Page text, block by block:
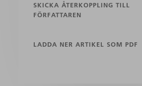
SKICKA ÅTERKOPPLING TILL
FÖRFATTAREN
LADDA NER ARTIKEL SOM PDF